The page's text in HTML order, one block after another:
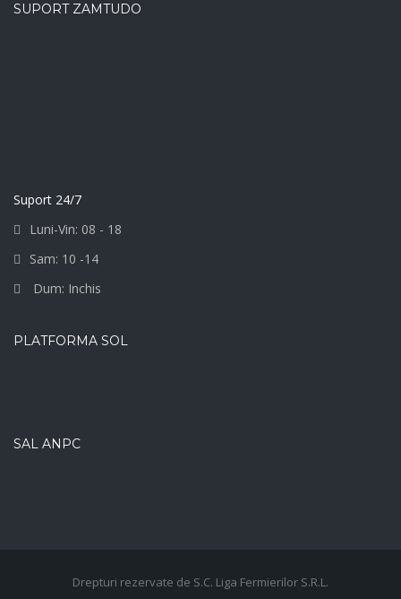
SUPORT ZAMTUDO
Suport 24/7
Luni-Vin: 08 - 18
Sam: 10 -14
Dum: Inchis
PLATFORMA SOL
SAL ANPC
Drepturi rezervate de S.C. Liga Fermierilor S.R.L.